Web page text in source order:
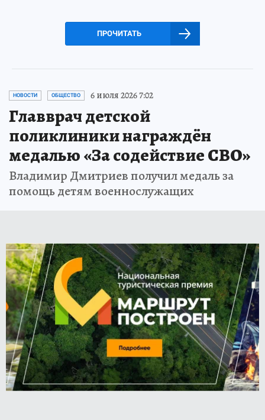
ПРОЧИТАТЬ
НОВОСТИ ОБЩЕСТВО 6 июля 2026 7:02
Главврач детской
поликлиники награждён
медалью «За содействие СВО»
Владимир Дмитриев получил медаль за
помощь детям военнослужащих